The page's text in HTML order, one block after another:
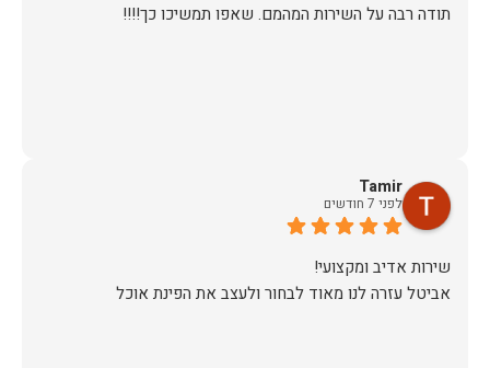
תודה רבה על השירות המהמם. שאפו תמשיכו כך!!!!
Tamir
לפני 7 חודשים
אביטל עזרה לנו מאוד לבחור ולעצב את הפינת אוכל